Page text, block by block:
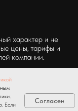
характер и не
цены, тарифы и
компании.
Если
Согласен